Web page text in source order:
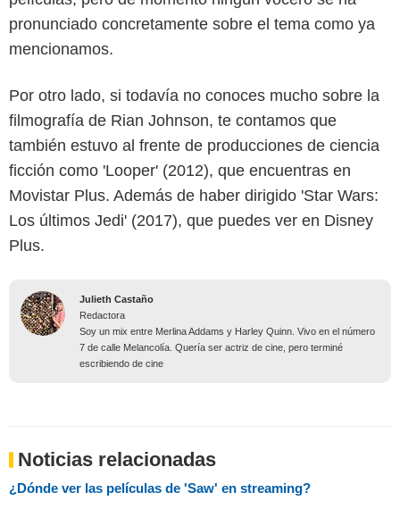
pronunciado concretamente sobre el tema como ya
mencionamos.
Por otro lado, si todavía no conoces mucho sobre la
filmografía de Rian Johnson, te contamos que
también estuvo al frente de producciones de ciencia
ficción como 'Looper' (2012), que encuentras en
Movistar Plus. Además de haber dirigido 'Star Wars:
Los últimos Jedi' (2017), que puedes ver en Disney
Plus.
Julieth Castaño
Redactora
Soy un mix entre Merlina Addams y Harley Quinn. Vivo en el número
7 de calle Melancolía. Quería ser actriz de cine, pero terminé
escribiendo de cine
Noticias relacionadas
¿Dónde ver las películas de 'Saw' en streaming?